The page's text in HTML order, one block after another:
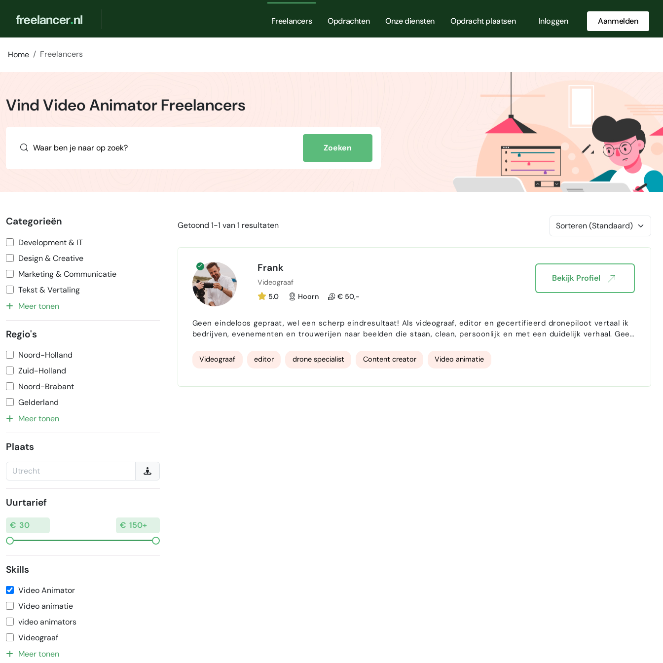
Freelancers Opdrachten Onze diensten Opdracht plaatsen Inloggen Aanmelden
Home Freelancers
Vind Video Animator Freelancers
Zoeken
Categorieën
Development & IT
Design & Creative
Marketing & Communicatie
Tekst & Vertaling
Meer tonen
Regio's
Noord-Holland
Zuid-Holland
Noord-Brabant
Gelderland
Meer tonen
Plaats
Uurtarief
Skills
Video Animator
Video animatie
video animators
Videograaf
Meer tonen
Getoond 1-1 van 1 resultaten
Frank
Videograaf
5.0
Hoorn € 50,-
Geen eindeloos gepraat, wel een scherp eindresultaat! Als videograaf, editor en gecertifieerd dronepiloot vertaal ik
bedrijven, evenementen en trouwerijen naar beelden die staan, clean, persoonlijk en met een duidelijk verhaal. Geen
ben op de dag zelf vooral gefocust op het pakke…
Videograaf editor drone specialist Content creator Video animatie
Bekijk Profiel